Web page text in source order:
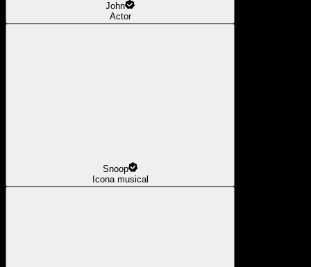
John
Actor
Snoop
Icona musical